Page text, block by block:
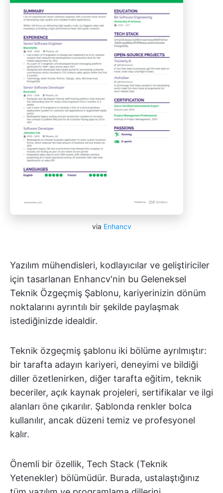
via Enhancv
Yazılım mühendisleri, kodlayıcılar ve geliştiriciler
için tasarlanan Enhancv'nin bu Geleneksel
Teknik Özgeçmiş Şablonu, kariyerinizin dönüm
noktalarını ayrıntılı bir şekilde paylaşmak
istediğinizde idealdir.
Teknik özgeçmiş şablonu iki bölüme ayrılmıştır:
bir tarafta adayın kariyeri, deneyimi ve bildiği
diller özetlenirken, diğer tarafta eğitim, teknik
beceriler, açık kaynak projeleri, sertifikalar ve ilgi
alanları öne çıkarılır. Şablonda renkler bolca
kullanılır, ancak düzeni temiz ve profesyonel
kalır.
Önemli bir özellik, Tech Stack (Teknik
Yetenekler) bölümüdür. Burada, ustalaştığınız